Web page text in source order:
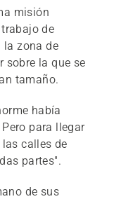
misión
de
la zona de
sobre la que se
tamaño.
había
para llegar
calles de
partes".
de sus